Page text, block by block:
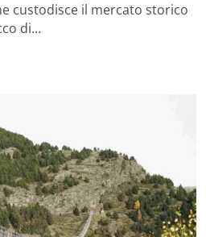
custodisce il mercato storico
di…